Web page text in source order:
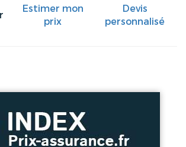
Estimer mon
prix
Devis
personnalisé